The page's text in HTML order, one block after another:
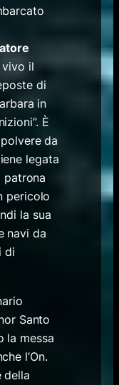
vivo il
di
in
È
da
legata
patrona
pericolo
la sua
navi da
di
Santo
la messa
l’On.
della